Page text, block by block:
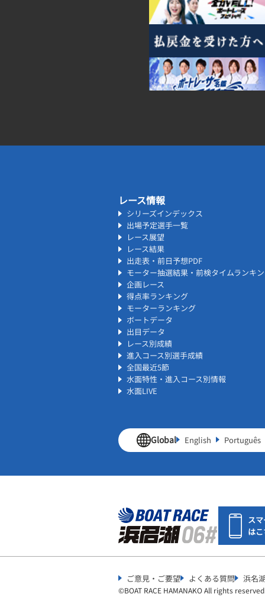
レース情報
シリーズインデックス
出場予定選手一覧
レース展望
レース結果
出走表・前日予想PDF
モーター抽選結果・前検タイムランキ
企画レース
得点率ランキング
モーターランキング
ボートデータ
出目データ
レース別成績
進入コース別選手成績
全国最近5節
水面特性・進入コース別情報
水面LIVE
Global English Português
ス
は
ご意見・ご要望 よくある質問 浜名
©︎BOAT RACE HAMANAKO All rights